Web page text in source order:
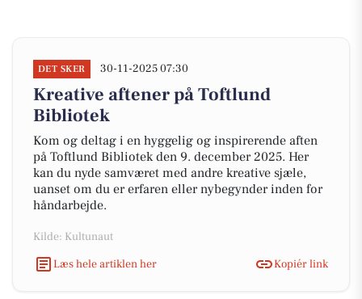
DET SKER 30-11-2025 07:30
Kreative aftener på Toftlund
Bibliotek
Kom og deltag i en hyggelig og inspirerende aften
på Toftlund Bibliotek den 9. december 2025. Her
kan du nyde samværet med andre kreative sjæle,
uanset om du er erfaren eller nybegynder inden for
håndarbejde.
Kilde: Kultunaut
Læs hele artiklen her
Kopiér link